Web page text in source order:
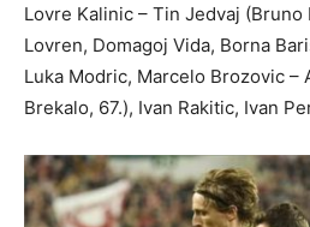
Lovre Kalinic – Tin Jedvaj (Bruno
Lovren, Domagoj Vida, Borna
Luka Modric, Marcelo Brozovic –
Brekalo, 67.), Ivan Rakitic, Ivan